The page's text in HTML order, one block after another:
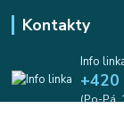
Kontakty
Info
(Po-Pá,